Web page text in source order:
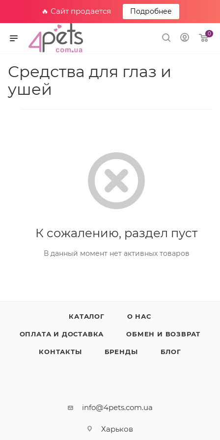
🔥 Сайт продается Подробнее
0
Средства для глаз и
ушей
К сожалению, раздел пуст
В данный момент нет активных товаров
КАТАЛОГ О НАС
ОПЛАТА И ДОСТАВКА ОБМЕН И ВОЗВРАТ
КОНТАКТЫ БРЕНДЫ БЛОГ
info@4pets.com.ua
Харьков